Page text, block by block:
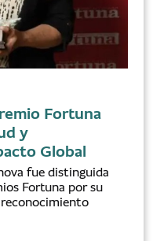
Fortuna
y
Global
fue distinguida
Fortuna por su